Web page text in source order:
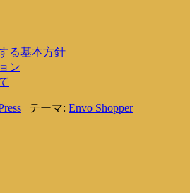
る基本方針
ン
| テーマ: Envo Shopper